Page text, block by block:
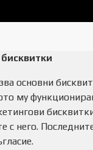
основни
му
с него.